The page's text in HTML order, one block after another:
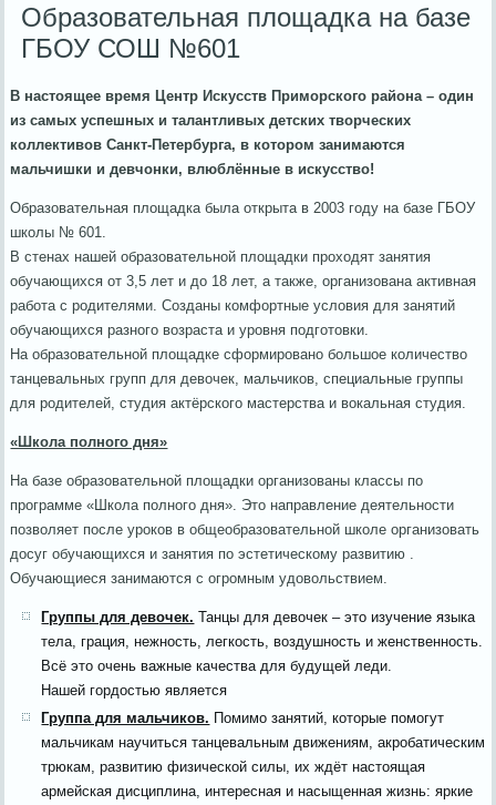
Образовательная площадка на базе
ГБОУ СОШ №601
В настоящее время Центр Искусств Приморского района – один
из самых успешных и талантливых детских творческих
коллективов Санкт-Петербурга, в котором занимаются
мальчишки и девчонки, влюблённые в искусство!
Образовательная площадка была открыта в 2003 году на базе ГБОУ
школы № 601.
В стенах нашей образовательной площадки проходят занятия
обучающихся от 3,5 лет и до 18 лет, а также, организована активная
работа с родителями. Созданы комфортные условия для занятий
обучающихся разного возраста и уровня подготовки.
На образовательной площадке сформировано большое количество
танцевальных групп для девочек, мальчиков, специальные группы
для родителей, студия актёрского мастерства и вокальная студия.
«Школа полного дня»
На базе образовательной площадки организованы классы по
программе «Школа полного дня». Это направление деятельности
позволяет после уроков в общеобразовательной школе организовать
досуг обучающихся и занятия по эстетическому развитию .
Обучающиеся занимаются с огромным удовольствием.
Группы для девочек. Танцы для девочек – это изучение языка
тела, грация, нежность, легкость, воздушность и женственность.
Всё это очень важные качества для будущей леди.
Нашей гордостью является
Группа для мальчиков. Помимо занятий, которые помогут
мальчикам научиться танцевальным движениям, акробатическим
трюкам, развитию физической силы, их ждёт настоящая
армейская дисциплина, интересная и насыщенная жизнь: яркие